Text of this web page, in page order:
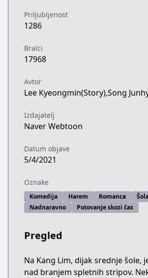
Priljubljenost
1286
Bralci
17968
Avtor
Lee Kyeongmin(Story),Song
Izdajatelj
Naver Webtoon
Datum objave
5/4/2021
Oznake
Komedija Harem Romanca
Nadnaravno
Potovanje skozi čas
Pregled
Na Kang Lim, dijak srednje šole,
nad branjem spletnih stripov.